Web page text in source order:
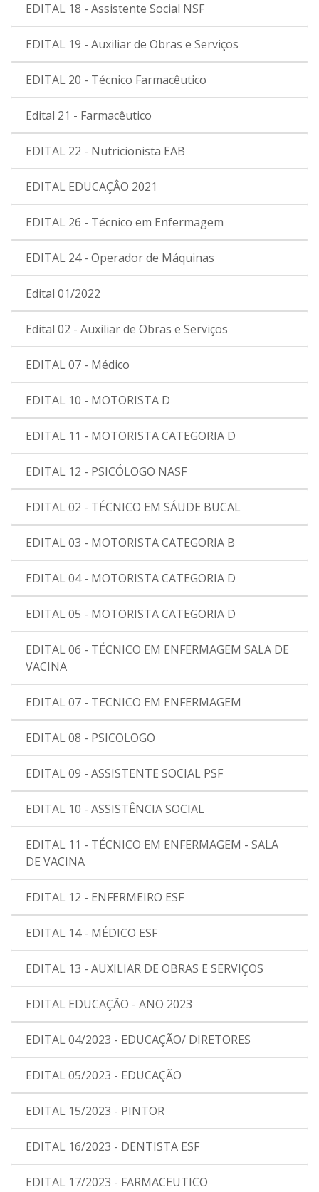
EDITAL 18 - Assistente Social NSF
EDITAL 19 - Auxiliar de Obras e Serviços
EDITAL 20 - Técnico Farmacêutico
Edital 21 - Farmacêutico
EDITAL 22 - Nutricionista EAB
EDITAL EDUCAÇÂO 2021
EDITAL 26 - Técnico em Enfermagem
EDITAL 24 - Operador de Máquinas
Edital 01/2022
Edital 02 - Auxiliar de Obras e Serviços
EDITAL 07 - Médico
EDITAL 10 - MOTORISTA D
EDITAL 11 - MOTORISTA CATEGORIA D
EDITAL 12 - PSICÓLOGO NASF
EDITAL 02 - TÉCNICO EM SÁUDE BUCAL
EDITAL 03 - MOTORISTA CATEGORIA B
EDITAL 04 - MOTORISTA CATEGORIA D
EDITAL 05 - MOTORISTA CATEGORIA D
EDITAL 06 - TÉCNICO EM ENFERMAGEM SALA DE
VACINA
EDITAL 07 - TECNICO EM ENFERMAGEM
EDITAL 08 - PSICOLOGO
EDITAL 09 - ASSISTENTE SOCIAL PSF
EDITAL 10 - ASSISTÊNCIA SOCIAL
EDITAL 11 - TÉCNICO EM ENFERMAGEM - SALA
DE VACINA
EDITAL 12 - ENFERMEIRO ESF
EDITAL 14 - MÉDICO ESF
EDITAL 13 - AUXILIAR DE OBRAS E SERVIÇOS
EDITAL EDUCAÇÃO - ANO 2023
EDITAL 04/2023 - EDUCAÇÃO/ DIRETORES
EDITAL 05/2023 - EDUCAÇÃO
EDITAL 15/2023 - PINTOR
EDITAL 16/2023 - DENTISTA ESF
EDITAL 17/2023 - FARMACEUTICO